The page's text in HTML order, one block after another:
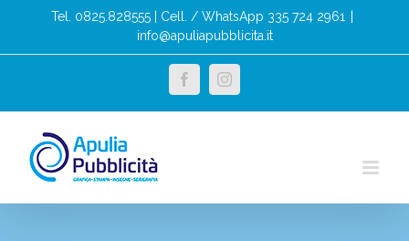
Tel. 0825.828555 | Cell. / WhatsApp 335 724 2961
info@apuliapubblicita.it
facebookinstagram